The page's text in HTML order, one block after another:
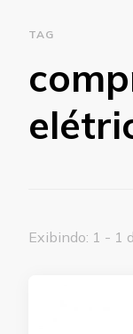
TAG
Exibindo: 1 - 1